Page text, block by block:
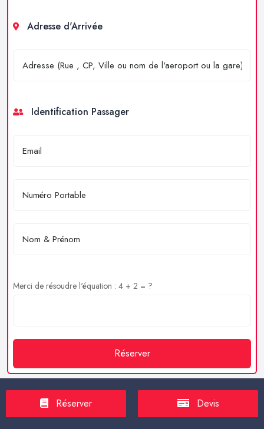
Adresse d'Arrivée
Identification Passager
Merci de résoudre l'équation : 4 + 2 = ?
Réserver
Réserver Devis